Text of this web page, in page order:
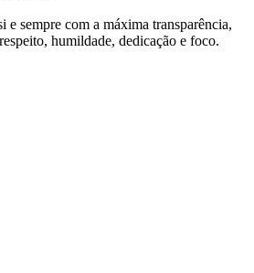
e sempre com a máxima transparência,
humildade, dedicação e foco.